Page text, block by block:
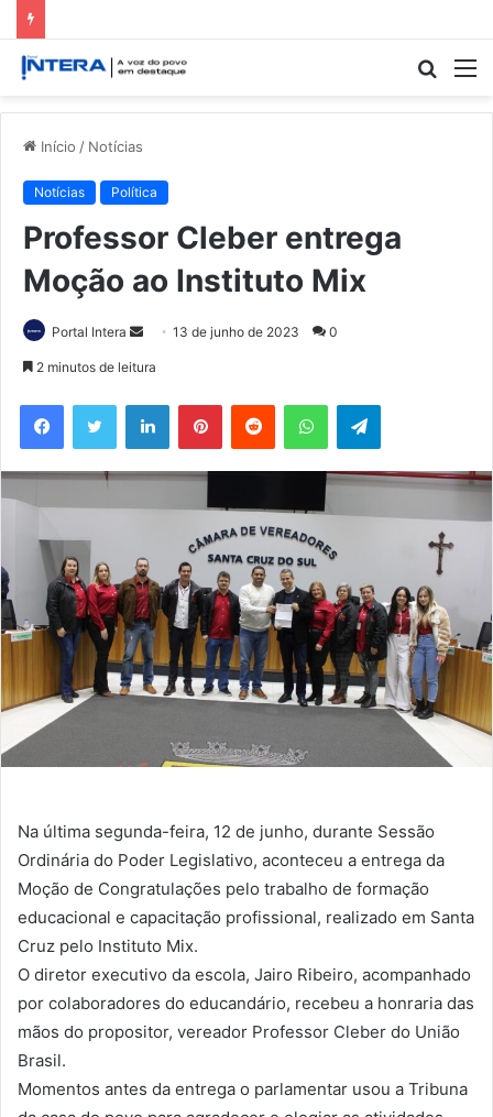
Início / Notícias
Notícias Política
Professor Cleber entrega
Moção ao Instituto Mix
Portal Intera
Mande
mail
13 de junho de 2023 0
2 minutos de leitura
FacebookTwitter LinkedinPinterestReddit WhatsAppTelegram
Na última segunda-feira, 12 de junho, durante Sessão
Ordinária do Poder Legislativo, aconteceu a entrega da
Moção de Congratulações pelo trabalho de formação
educacional e capacitação profissional, realizado em Santa
Cruz pelo Instituto Mix.
O diretor executivo da escola, Jairo Ribeiro, acompanhado
por colaboradores do educandário, recebeu a honraria das
mãos do propositor, vereador Professor Cleber do União
Brasil.
Momentos antes da entrega o parlamentar usou a Tribuna